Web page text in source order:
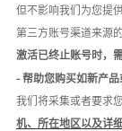
但不影响我们为您提
第三方账号渠道来源
激活已终止账号时，
- 帮助您购买如新产
我们将采集或者要求
机、所在地区以及详